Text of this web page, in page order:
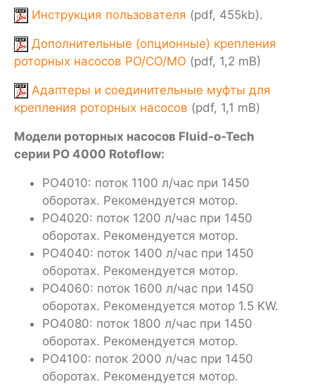
Инструкция пользователя (pdf, 455kb).
Дополнительные (опционные) крепления
роторных насосов PO/CO/MO (pdf, 1,2 mB)
Адаптеры и соединительные муфты для
крепления роторных насосов (pdf, 1,1 mB)
Модели роторных насосов Fluid-o-Tech
серии PO 4000 Rotoflow:
PO4010: поток 1100 л/час при 1450
оборотах. Рекомендуется мотор.
PO4020: поток 1200 л/час при 1450
оборотах. Рекомендуется мотор.
PO4040: поток 1400 л/час при 1450
оборотах. Рекомендуется мотор.
PO4060: поток 1600 л/час при 1450
оборотах. Рекомендуется мотор 1.5 KW.
PO4080: поток 1800 л/час при 1450
оборотах. Рекомендуется мотор.
PO4100: поток 2000 л/час при 1450
оборотах. Рекомендуется мотор.